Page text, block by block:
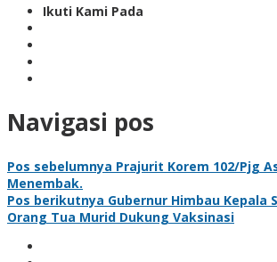
Ikuti Kami Pada
Navigasi pos
Pos sebelumnya Prajurit Korem 102/Pjg
Menembak.
Pos berikutnya Gubernur Himbau Kepala
Orang Tua Murid Dukung Vaksinasi